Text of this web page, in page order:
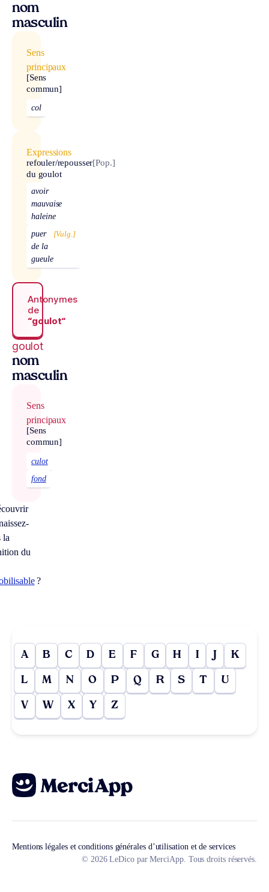
nom
masculin
Sens
principaux
[Sens
commun]
col
Expressions
refouler/repousser
du goulot
[Pop.]
avoir
mauvaise
haleine
puer
de la
gueule
[Vulg.]
Antonymes
de
“goulot“
goulot
nom
masculin
Sens
principaux
[Sens
commun]
culot
fond
la
du
?
A B C D E F G H I J K
L M N O P Q R S T U
V W X Y Z
Mentions légales et conditions générales d’utilisation et de services
© 2026 LeDico par MerciApp. Tous droits réservés.